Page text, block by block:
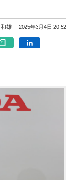
和雄 2025年3月4日 20:52